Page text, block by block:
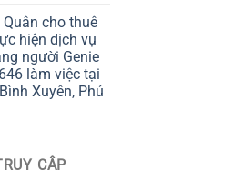
Quân cho thuê
hiện dịch vụ
người Genie
làm việc tại
Xuyên, Phú
CẬP